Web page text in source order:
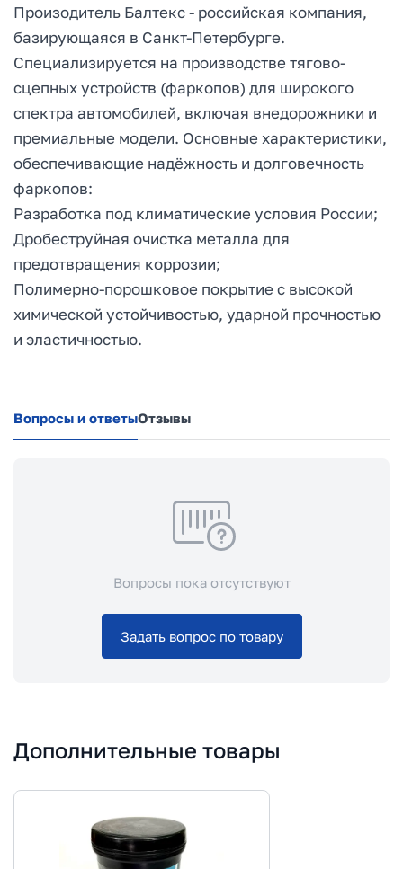
Произодитель Балтекс - российская компания,
базирующаяся в Санкт-Петербурге.
Специализируется на производстве тягово-
сцепных устройств (фаркопов) для широкого
спектра автомобилей, включая внедорожники и
премиальные модели. Основные характеристики,
обеспечивающие надёжность и долговечность
фаркопов:
Разработка под климатические условия России;
Дробеструйная очистка металла для
предотвращения коррозии;
Полимерно-порошковое покрытие с высокой
химической устойчивостью, ударной прочностью
и эластичностью.
Вопросы и ответыОтзывы
Вопросы пока отсутствуют
Задать вопрос по товару
Дополнительные товары